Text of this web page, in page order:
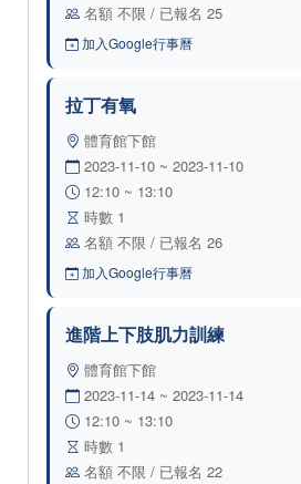
名額 不限 / 已報名 25
加入Google行事曆
拉丁有氧
體育館下館
2023-11-10 ~ 2023-11-10
12:10 ~ 13:10
時數 1
名額 不限 / 已報名 26
加入Google行事曆
進階上下肢肌力訓練
體育館下館
2023-11-14 ~ 2023-11-14
12:10 ~ 13:10
時數 1
名額 不限 / 已報名 22